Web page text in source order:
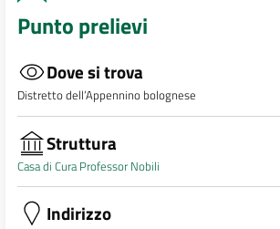
Punto prelievi
Dove si trova
Distretto dell’Appennino bolognese
Struttura
Casa di Cura Professor Nobili
Indirizzo